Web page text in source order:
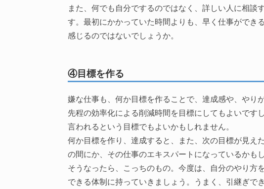
また、何でも自分でするのではなく、詳しい人に相談
す。最初にかかっていた時間よりも、早く仕事ができ
感じるのではないでしょうか。
④目標を作る
嫌な仕事も、何か目標を作ることで、達成感や、やり
先程の効率化による削減時間を目標にしてもよいです
言われるという目標でもよいかもしれません。
何か目標を作り、達成すると、また、次の目標が見え
の間にか、その仕事のエキスパートになっているかもし
そうなったら、こっちのもの。今度は、自分のやり方
できる体制に持っていきましょう。うまく、引継ぎで